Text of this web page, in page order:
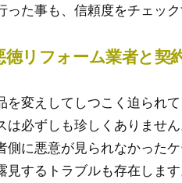
った事も、信頼度をチェッ
徳リフォーム業者と契
を変えしてしつこく迫られ
は必ずしも珍しくありません
側に悪意が見られなかった
見するトラブルも存在します